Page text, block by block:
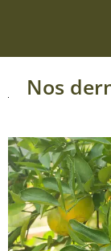
Nos